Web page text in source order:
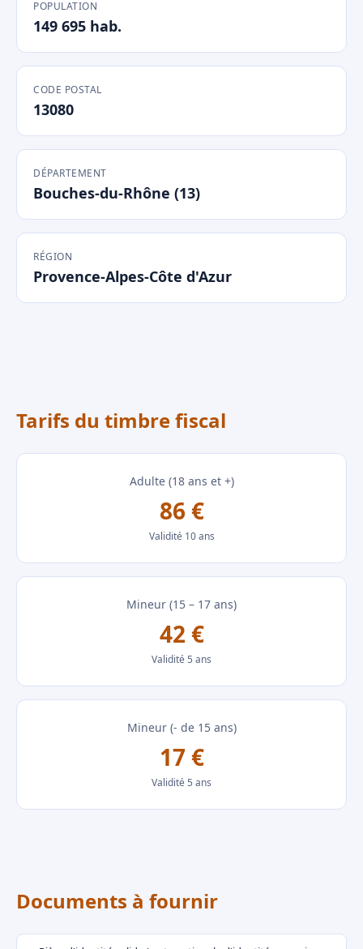
POPULATION
149 695 hab.
CODE POSTAL
13080
DÉPARTEMENT
Bouches-du-Rhône (13)
RÉGION
Provence-Alpes-Côte d'Azur
Tarifs du timbre fiscal
Adulte (18 ans et +)
86 €
Validité 10 ans
Mineur (15 – 17 ans)
42 €
Validité 5 ans
Mineur (- de 15 ans)
17 €
Validité 5 ans
Documents à fournir